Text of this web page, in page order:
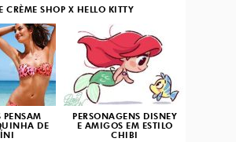
CRÈME SHOP X HELLO KITTY
PENSAM
DE
PERSONAGENS DISNEY
E AMIGOS EM ESTILO
CHIBI
3